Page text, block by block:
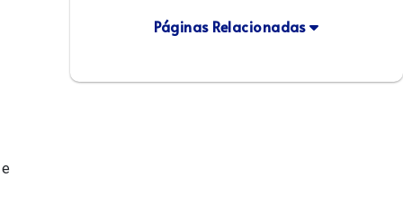
Páginas Relacionadas